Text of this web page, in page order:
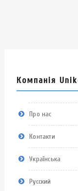
Компанія
Про нас
Контакти
Українська
Русский